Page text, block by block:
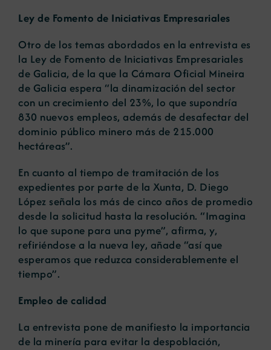
Ley de Fomento de Iniciativas Empresariales
Otro de los temas abordados en la entrevista es
la Ley de Fomento de Iniciativas Empresariales
de Galicia, de la que la Cámara Oficial Mineira
de Galicia espera “la dinamización del sector
con un crecimiento del 23%, lo que supondría
830 nuevos empleos, además de desafectar del
dominio público minero más de 215.000
hectáreas”.
En cuanto al tiempo de tramitación de los
expedientes por parte de la Xunta, D. Diego
López señala los más de cinco años de promedio
desde la solicitud hasta la resolución. “Imagina
lo que supone para una pyme”, afirma, y,
refiriéndose a la nueva ley, añade “así que
esperamos que reduzca considerablemente el
tiempo”.
Empleo de calidad
La entrevista pone de manifiesto la importancia
de la minería para evitar la despoblación,